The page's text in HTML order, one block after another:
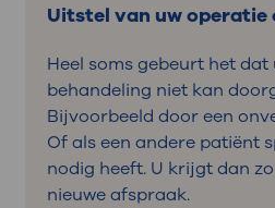
Uitstel van uw operatie
Heel soms gebeurt het
behandeling niet kan
Bijvoorbeeld door een
Of als een andere patiënt
nodig heeft. U krijgt dan
nieuwe afspraak.